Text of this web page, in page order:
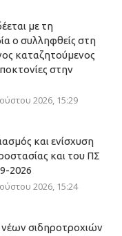
με τη
ο συλληφθείς στη
καταζητούμενος
στην
2026, 15:29
και ενίσχυση
και του ΠΣ
2026
2026, 15:24
σιδηροτροχιών